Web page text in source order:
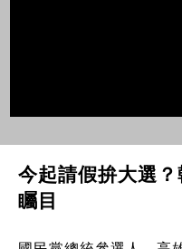
今起請假拚大選
矚目